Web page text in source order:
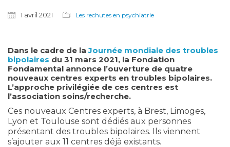
1 avril 2021 Les rechutes en psychiatrie
Dans le cadre de laJournée mondiale des troubles
bipolaires du 31 mars 2021, la Fondation
Fondamental annonce l’ouverture de quatre
nouveaux centres experts en troubles bipolaires.
L’approche privilégiée de ces centres est
l’association soins/recherche.
Ces nouveaux Centres experts, à Brest, Limoges,
Lyon et Toulouse sont dédiés aux personnes
présentant des troubles bipolaires. Ils viennent
s’ajouter aux 11 centres déjà existants.